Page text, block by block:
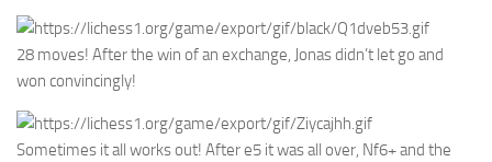
28 moves! After the win of an exchange, Jonas didn’t let go and
won convincingly!
Sometimes it all works out! After e5 it was all over, Nf6+ and the